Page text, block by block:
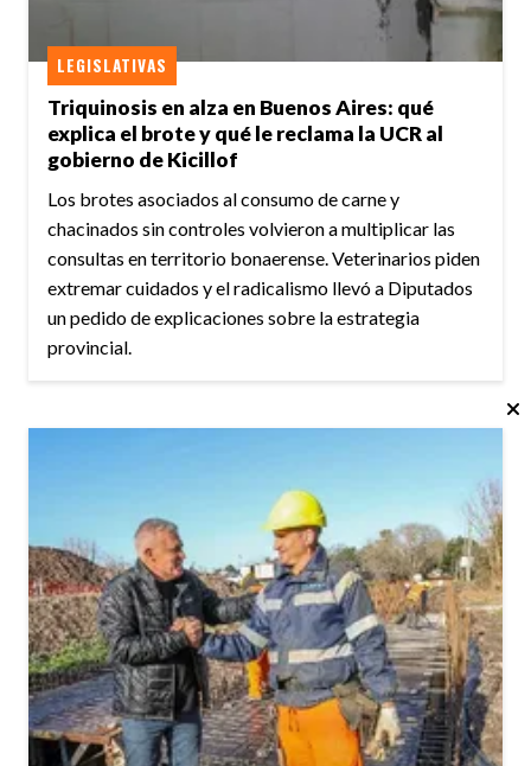
Triquinosis en alza en Buenos Aires: qué
explica el brote y qué le reclama la UCR al
gobierno de Kicillof
LEGISLATIVAS
Los brotes asociados al consumo de carne y
chacinados sin controles volvieron a multiplicar las
consultas en territorio bonaerense. Veterinarios piden
extremar cuidados y el radicalismo llevó a Diputados
un pedido de explicaciones sobre la estrategia
provincial.